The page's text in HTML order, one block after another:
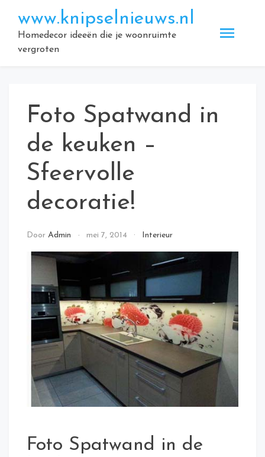
naar
inhoud
www.knipselnieuws.nl
Homedecor ideeën die je woonruimte
vergroten
Foto Spatwand in
de keuken –
Sfeervolle
decoratie!
Door Admin mei 7, 2014 Interieur
Foto Spatwand in de